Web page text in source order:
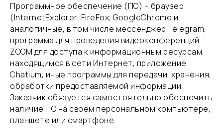
​Программное обеспечение (ПО) – браузер
(InternetExplorer, FireFox, GoogleChrome и
аналогичные, в том числе мессенджер Telegram,
программа для проведения видеоконференций
ZOOM для доступа к информационным ресурсам,
находящимся в сети Интернет, приложение
Chatium, иные программы для передачи, хранения,
обработки предоставляемой информации.
Заказчик обязуется самостоятельно обеспечить
наличие ПО на своем персональном компьютере,
планшете или смартфоне.